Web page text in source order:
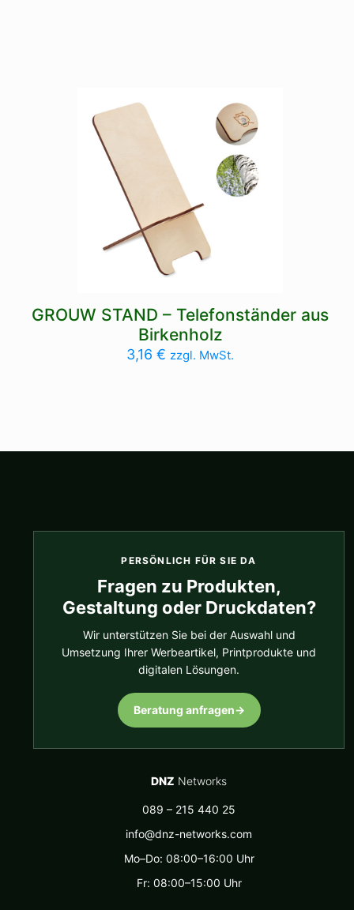
GROUW STAND – Telefonständer aus
Birkenholz
3,16€ zzgl. MwSt.
PERSÖNLICH FÜR SIE DA
Fragen zu Produkten,
Gestaltung oder Druckdaten?
Wir unterstützen Sie bei der Auswahl und
Umsetzung Ihrer Werbeartikel, Printprodukte und
digitalen Lösungen.
Beratung anfragen→
DNZ Networks
089 – 215 440 25
info@dnz-networks.com
Mo–Do: 08:00–16:00 Uhr
Fr: 08:00–15:00 Uhr